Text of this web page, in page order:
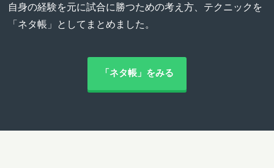
自身の経験を元に試合に勝つための考え方、テクニックを
「ネタ帳」としてまとめました。
「ネタ帳」をみる